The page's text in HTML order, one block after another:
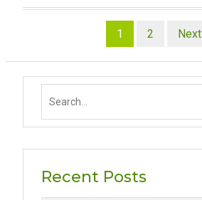
pagination
1 2 Next
Recent Posts